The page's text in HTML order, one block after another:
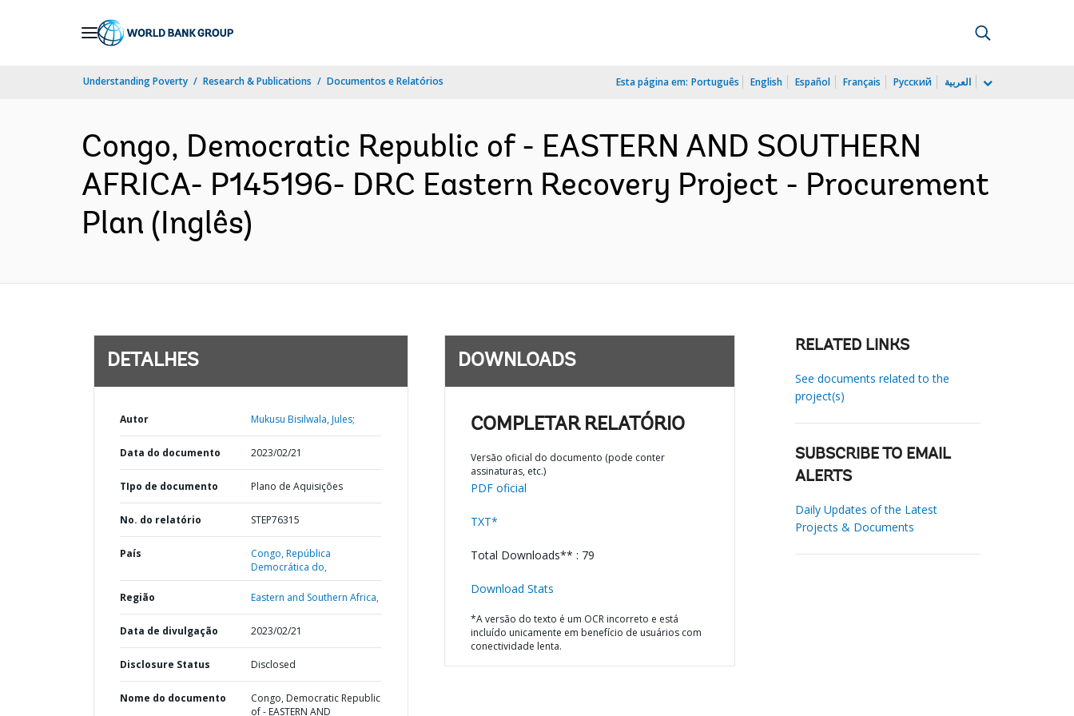
Understanding Poverty Research & Publications Documentos e Relatórios Esta página em: Português English Español Français Русский العربية
Congo, Democratic Republic of - EASTERN AND SOUTHERN
AFRICA- P145196- DRC Eastern Recovery Project - Procurement
Plan (Inglês)
DETALHES
Autor Mukusu Bisilwala, Jules;
Data do documento 2023/02/21
TIpo de documento Plano de Aquisições
No. do relatório STEP76315
País Congo,República
Democrática do,
Região Eastern and Southern Africa,
Data de divulgação 2023/02/21
Disclosure Status Disclosed
Nome do documento
Congo, Democratic Republic
of - EASTERN AND
DOWNLOADS
COMPLETAR RELATÓRIO
Versão oficial do documento (pode conter
assinaturas, etc.)
PDF oficial
TXT*
Total Downloads** : 79
Download Stats
*A versão do texto é um OCR incorreto e está
incluído unicamente em benefício de usuários com
conectividade lenta.
RELATED LINKS
See documents related to the
project(s)
SUBSCRIBE TO EMAIL
ALERTS
Daily Updates of the Latest
Projects & Documents